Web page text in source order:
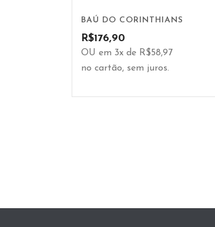
BAÚ DO CORINTHIANS
R$176,90
OU em 3x de R$58,97
no cartão, sem juros.